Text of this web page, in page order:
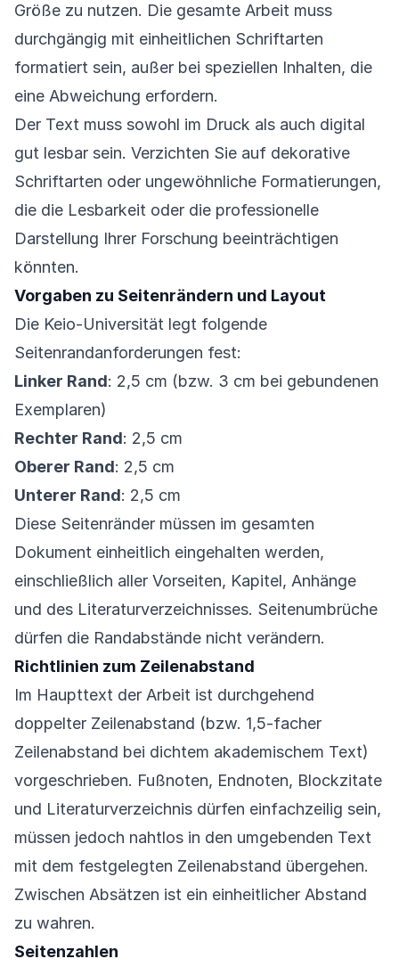
Größe zu nutzen. Die gesamte Arbeit muss
durchgängig mit einheitlichen Schriftarten
formatiert sein, außer bei speziellen Inhalten, die
eine Abweichung erfordern.
Der Text muss sowohl im Druck als auch digital
gut lesbar sein. Verzichten Sie auf dekorative
Schriftarten oder ungewöhnliche Formatierungen,
die die Lesbarkeit oder die professionelle
Darstellung Ihrer Forschung beeinträchtigen
könnten.
Vorgaben zu Seitenrändern und Layout
Die Keio-Universität legt folgende
Seitenrandanforderungen fest:
Linker Rand: 2,5 cm (bzw. 3 cm bei gebundenen
Exemplaren)
Rechter Rand: 2,5 cm
Oberer Rand: 2,5 cm
Unterer Rand: 2,5 cm
Diese Seitenränder müssen im gesamten
Dokument einheitlich eingehalten werden,
einschließlich aller Vorseiten, Kapitel, Anhänge
und des Literaturverzeichnisses. Seitenumbrüche
dürfen die Randabstände nicht verändern.
Richtlinien zum Zeilenabstand
Im Haupttext der Arbeit ist durchgehend
doppelter Zeilenabstand (bzw. 1,5-facher
Zeilenabstand bei dichtem akademischem Text)
vorgeschrieben. Fußnoten, Endnoten, Blockzitate
und Literaturverzeichnis dürfen einfachzeilig sein,
müssen jedoch nahtlos in den umgebenden Text
mit dem festgelegten Zeilenabstand übergehen.
Zwischen Absätzen ist ein einheitlicher Abstand
zu wahren.
Seitenzahlen